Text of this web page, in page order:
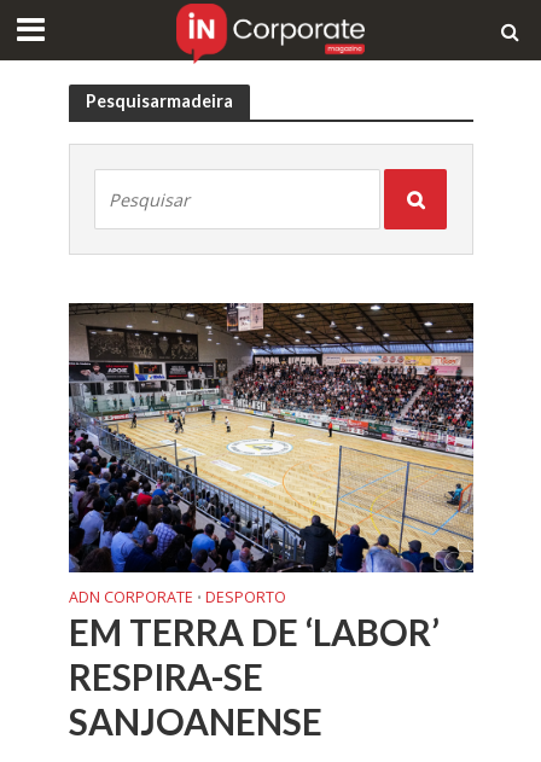
Pesquisarmadeira
ADN CORPORATE • DESPORTO
EM TERRA DE ‘LABOR’
RESPIRA-SE
SANJOANENSE